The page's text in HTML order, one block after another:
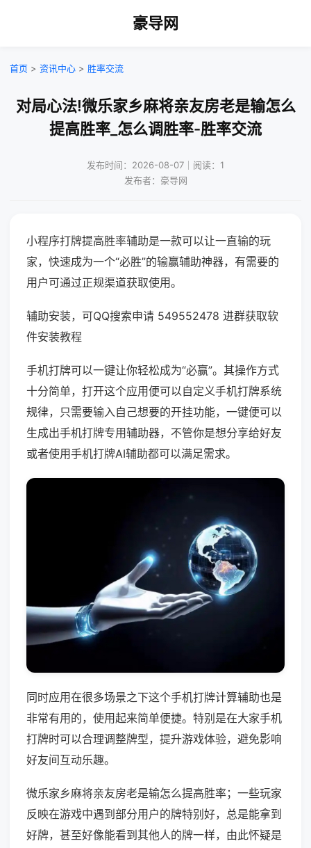
豪导网
首页 > 资讯中心 > 胜率交流
对局心法!微乐家乡麻将亲友房老是输怎么
提高胜率_怎么调胜率-胜率交流
发布时间：2026-08-07｜阅读：1
发布者：豪导网
小程序打牌提高胜率辅助是一款可以让一直输的玩
家，快速成为一个“必胜”的输赢辅助神器，有需要的
用户可通过正规渠道获取使用。
辅助安装，可QQ搜索申请 549552478 进群获取软
件安装教程
手机打牌可以一键让你轻松成为“必赢”。其操作方式
十分简单，打开这个应用便可以自定义手机打牌系统
规律，只需要输入自己想要的开挂功能，一键便可以
生成出手机打牌专用辅助器，不管你是想分享给好友
或者使用手机打牌AI辅助都可以满足需求。
同时应用在很多场景之下这个手机打牌计算辅助也是
非常有用的，使用起来简单便捷。特别是在大家手机
打牌时可以合理调整牌型，提升游戏体验，避免影响
好友间互动乐趣。
微乐家乡麻将亲友房老是输怎么提高胜率；一些玩家
反映在游戏中遇到部分用户的牌特别好，总是能拿到
好牌，甚至好像能看到其他人的牌一样，由此怀疑是